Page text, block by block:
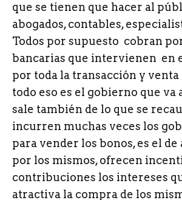
que se tienen que hacer al
abogados, contables,
Todos por supuesto cobran
bancarias que intervienen en
por toda la transacción y
todo eso es el gobierno que
sale también de lo que se
incurren muchas veces los
para vender los bonos, es el
por los mismos, ofrecen
contribuciones los intereses
atractiva la compra de los